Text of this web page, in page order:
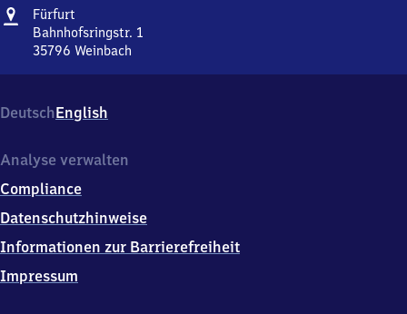
Adresse
Fürfurt
Bahnhofsringstr. 1
35796 Weinbach
1,
3
7
6
Weinbach
DeutschEnglish
Analyse verwalten
Compliance
Datenschutzhinweise
Informationen zur Barrierefreiheit
Impressum